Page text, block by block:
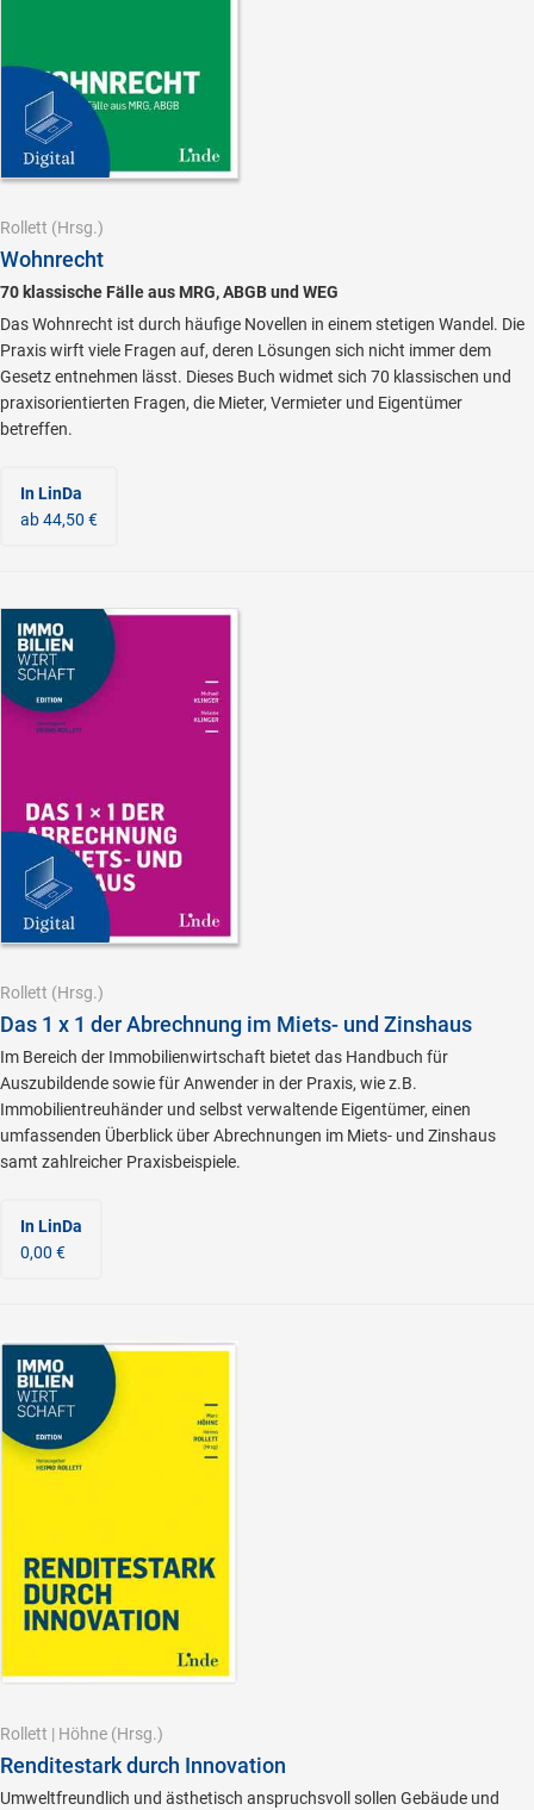
Rollett (Hrsg.)
Wohnrecht
70 klassische Fälle aus MRG, ABGB und WEG
Das Wohnrecht ist durch häufige Novellen in einem stetigen Wandel. Die
Praxis wirft viele Fragen auf, deren Lösungen sich nicht immer dem
Gesetz entnehmen lässt. Dieses Buch widmet sich 70 klassischen und
praxisorientierten Fragen, die Mieter, Vermieter und Eigentümer
betreffen.
In LinDa
ab 44,50 €
Rollett (Hrsg.)
Das 1 x 1 der Abrechnung im Miets- und Zinshaus
Im Bereich der Immobilienwirtschaft bietet das Handbuch für
Auszubildende sowie für Anwender in der Praxis, wie z.B.
Immobilientreuhänder und selbst verwaltende Eigentümer, einen
umfassenden Überblick über Abrechnungen im Miets- und Zinshaus
samt zahlreicher Praxisbeispiele.
In LinDa
0,00 €
Rollett | Höhne (Hrsg.)
Renditestark durch Innovation
Umweltfreundlich und ästhetisch anspruchsvoll sollen Gebäude und